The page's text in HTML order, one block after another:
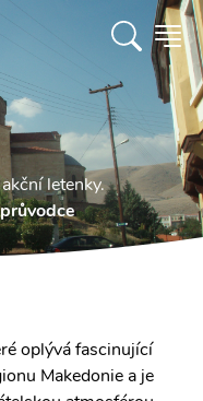
letenky.
oplývá fascinující
Makedonie a je